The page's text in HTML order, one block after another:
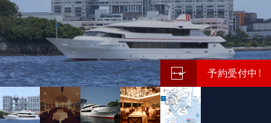
ル チャータープラン（2時間）
プライベート感覚のワンランク上のチャータークルー
ズ
運航日
通年（一部除く）